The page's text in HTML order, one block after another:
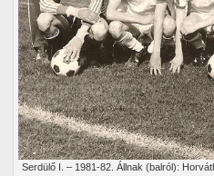
Serdülő I. – 1981-82. Állnak (balról):